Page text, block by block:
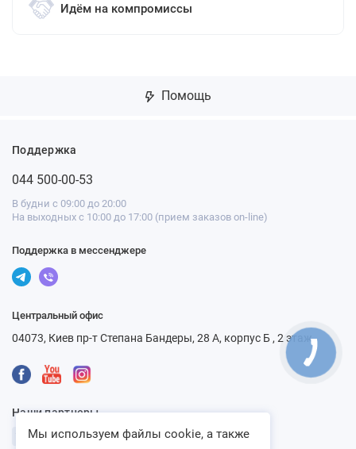
Идём на компромиссы
Помощь
Поддержка
044 500-00-53
В будни с 09:00 до 20:00
На выходных с 10:00 до 17:00 (прием заказов on-line)
Поддержка в мессенджере
Центральный офис
04073, Киев пр-т Степана Бандеры, 28 А, корпус Б , 2 этаж
Наши партнеры
Мы используем файлы cookie, а также